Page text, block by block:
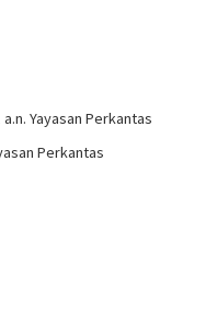
Yayasan Perkantas
Perkantas